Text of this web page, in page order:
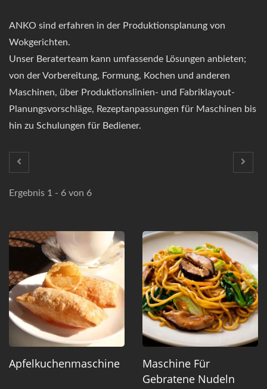
ANKO sind erfahren in der Produktionsplanung von
Wokgerichten.
Unser Beraterteam kann umfassende Lösungen anbieten;
von der Vorbereitung, Formung, Kochen und anderen
Maschinen, über Produktionslinien- und Fabriklayout-
Planungsvorschläge, Rezeptanpassungen für Maschinen bis
hin zu Schulungen für Bediener.
Ergebnis 1 - 6 von 6
Apfelkuchenmaschine
Maschine Für
Gebratene Nudeln